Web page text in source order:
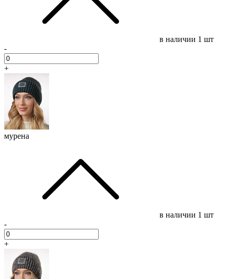
в наличии 1 шт
-
+
мурена
в наличии 1 шт
-
+